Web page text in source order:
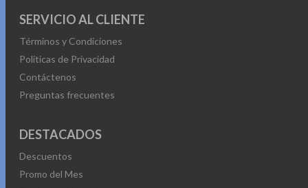
SERVICIO AL CLIENTE
Términos y Condiciones
Políticas de Privacidad
Contáctenos
Preguntas frecuentes
DESTACADOS
Descuentos
Promo del Mes